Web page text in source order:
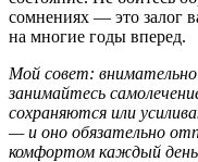
сомнениях — это залог
на многие годы вперед.
Мой совет: внимательно
занимайтесь
сохраняются или
— и оно обязательно
комфортом каждый